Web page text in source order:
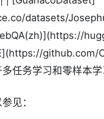
datasets/
github.com/
任务学习和零样本学
见：